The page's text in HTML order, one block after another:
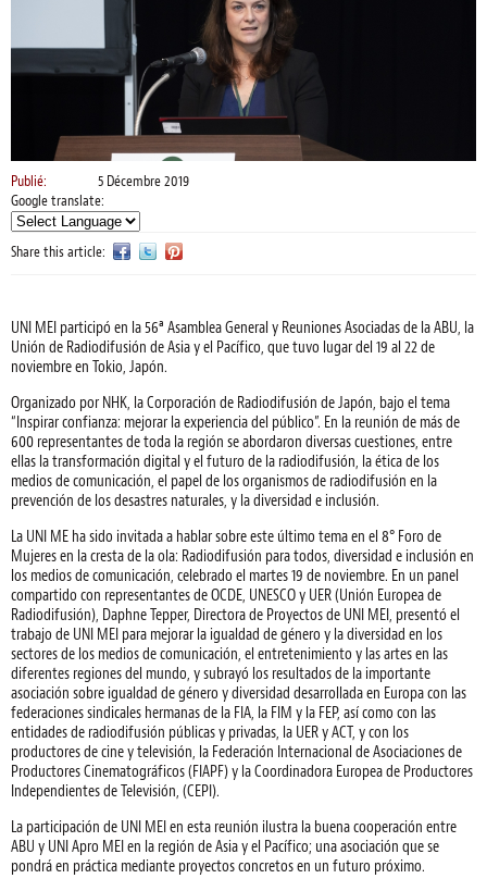
Publié:
5 Décembre 2019
Google translate:
Share this article:
UNI MEI participó en la 56ª Asamblea General y Reuniones Asociadas de la ABU, la
Unión de Radiodifusión de Asia y el Pacífico, que tuvo lugar del 19 al 22 de
noviembre en Tokio, Japón.
Organizado por NHK, la Corporación de Radiodifusión de Japón, bajo el tema
“Inspirar confianza: mejorar la experiencia del público”. En la reunión de más de
600 representantes de toda la región se abordaron diversas cuestiones, entre
ellas la transformación digital y el futuro de la radiodifusión, la ética de los
medios de comunicación, el papel de los organismos de radiodifusión en la
prevención de los desastres naturales, y la diversidad e inclusión.
La UNI ME ha sido invitada a hablar sobre este último tema en el 8° Foro de
Mujeres en la cresta de la ola: Radiodifusión para todos, diversidad e inclusión en
los medios de comunicación, celebrado el martes 19 de noviembre. En un panel
compartido con representantes de OCDE, UNESCO y UER (Unión Europea de
Radiodifusión), Daphne Tepper, Directora de Proyectos de UNI MEI, presentó el
trabajo de UNI MEI para mejorar la igualdad de género y la diversidad en los
sectores de los medios de comunicación, el entretenimiento y las artes en las
diferentes regiones del mundo, y subrayó los resultados de la importante
asociación sobre igualdad de género y diversidad desarrollada en Europa con las
federaciones sindicales hermanas de la FIA, la FIM y la FEP, así como con las
entidades de radiodifusión públicas y privadas, la UER y ACT, y con los
productores de cine y televisión, la Federación Internacional de Asociaciones de
Productores Cinematográficos (FIAPF) y la Coordinadora Europea de Productores
Independientes de Televisión, (CEPI).
La participación de UNI MEI en esta reunión ilustra la buena cooperación entre
ABU y UNI Apro MEI en la región de Asia y el Pacífico; una asociación que se
pondrá en práctica mediante proyectos concretos en un futuro próximo.